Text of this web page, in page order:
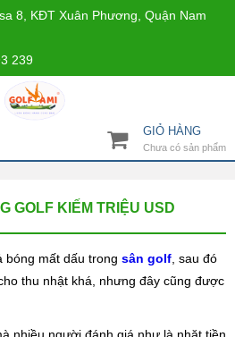
8, KĐT Xuân Phương, Quận Nam
239
GIỎ HÀNG
Chưa có sản phẩm
GOLF KIẾM TRIỆU USD
bóng mất dấu trong sân golf , sau đó
thu nhật khá, nhưng đây cũng được